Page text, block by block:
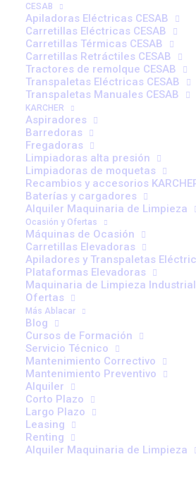
CESAB
Apiladoras Eléctricas CESAB
Carretillas Eléctricas CESAB
Carretillas Térmicas CESAB
Carretillas Retráctiles CESAB
Tractores de remolque CESAB
Transpaletas Eléctricas CESAB
Transpaletas Manuales CESAB
KARCHER
Aspiradores
Barredoras
Fregadoras
Limpiadoras alta presión
Limpiadoras de moquetas
Recambios y accesorios
Baterías y cargadores
Alquiler Maquinaria de Limpieza
Ocasión y Ofertas
Máquinas de Ocasión
Carretillas Elevadoras
Apiladores y Transpaletas
Plataformas Elevadoras
Maquinaria de Limpieza Industrial
Ofertas
Más Ablacar
Blog
Cursos de Formación
Servicio Técnico
Mantenimiento Correctivo
Mantenimiento Preventivo
Alquiler
Corto Plazo
Largo Plazo
Leasing
Renting
Alquiler Maquinaria de Limpieza
¿Olvidaste la contraseña?
¿Quieres recibir
novedades y
Déjanos tus
He leído y acepto la